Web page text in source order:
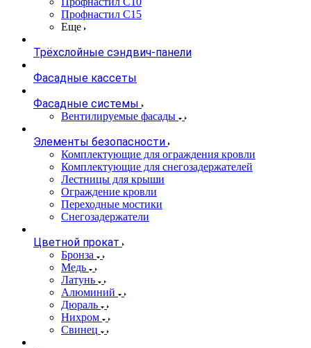
Профнастил С15
Еще
Трёхслойные сэндвич-панели
Фасадные кассеты
Фасадные системы
Вентилируемые фасады
Элементы безопасности
Комплектующие для ограждения кровли
Комплектующие для снегозадержателей
Лестницы для крыши
Ограждение кровли
Переходные мостики
Снегозадержатели
Цветной прокат
Бронза
Медь
Латунь
Алюминий
Дюраль
Нихром
Свинец